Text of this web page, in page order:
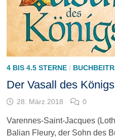
4 BIS 4.5 STERNE/
Der Vasall des
28. März 2018 0
Varennes-Saint-Jacques
Balian Fleury, der Sohn des